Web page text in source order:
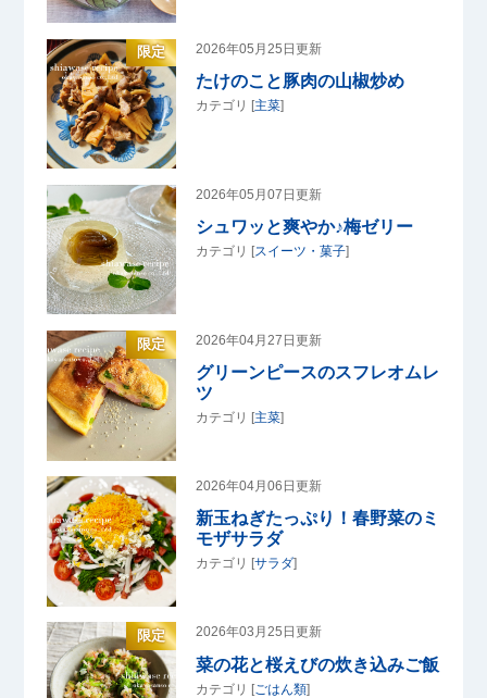
限定 2026年05月25日更新
たけのこと豚肉の山椒炒め
カテゴリ [主菜]
2026年05月07日更新
シュワッと爽やか♪梅ゼリー
カテゴリ [スイーツ・菓子]
限定 2026年04月27日更新
グリーンピースのスフレオムレ
ツ
カテゴリ [主菜]
2026年04月06日更新
新玉ねぎたっぷり！春野菜のミ
モザサラダ
カテゴリ [サラダ]
限定 2026年03月25日更新
菜の花と桜えびの炊き込みご飯
カテゴリ [ごはん類]